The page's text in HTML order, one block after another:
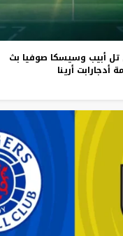
تل أبيب وسيسكا صوفيا بث
أدجارابت أرينا